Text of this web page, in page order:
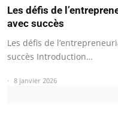
Les défis de
avec succès
Les défis de
succès Introduction…
8 janvier 2026